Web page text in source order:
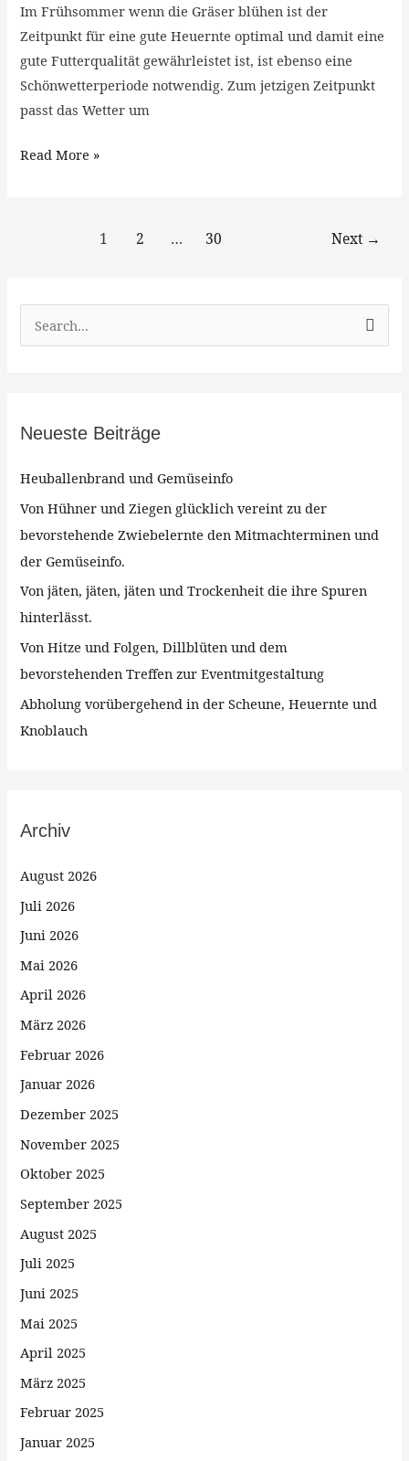
Im Frühsommer wenn die Gräser blühen ist der
Zeitpunkt für eine gute Heuernte optimal und damit eine
gute Futterqualität gewährleistet ist, ist ebenso eine
Schönwetterperiode notwendig. Zum jetzigen Zeitpunkt
passt das Wetter um
Read More »
1 2 … 30 Next →
e
n
a
c
h
:
Neueste Beiträge
Heuballenbrand und Gemüseinfo
Von Hühner und Ziegen glücklich vereint zu der
bevorstehende Zwiebelernte den Mitmachterminen und
der Gemüseinfo.
Von jäten, jäten, jäten und Trockenheit die ihre Spuren
hinterlässt.
Von Hitze und Folgen, Dillblüten und dem
bevorstehenden Treffen zur Eventmitgestaltung
Abholung vorübergehend in der Scheune, Heuernte und
Knoblauch
Archiv
August 2026
Juli 2026
Juni 2026
Mai 2026
April 2026
März 2026
Februar 2026
Januar 2026
Dezember 2025
November 2025
Oktober 2025
September 2025
August 2025
Juli 2025
Juni 2025
Mai 2025
April 2025
März 2025
Februar 2025
Januar 2025